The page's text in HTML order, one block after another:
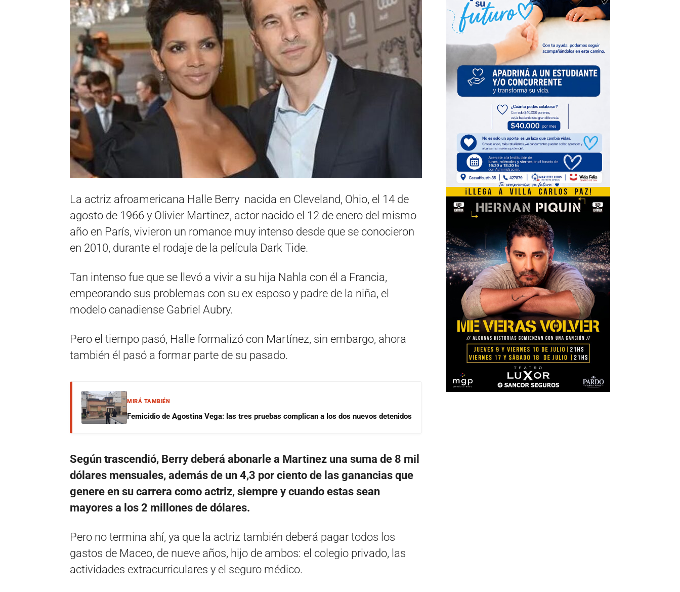
La actriz afroamericana Halle Berry nacida en Cleveland, Ohio, el 14 de
agosto de 1966 y Olivier Martinez, actor nacido el 12 de enero del mismo
año en París, vivieron un romance muy intenso desde que se conocieron
en 2010, durante el rodaje de la película Dark Tide.
Tan intenso fue que se llevó a vivir a su hija Nahla con él a Francia,
empeorando sus problemas con su ex esposo y padre de la niña, el
modelo canadiense Gabriel Aubry.
Pero el tiempo pasó, Halle formalizó con Martínez, sin embargo, ahora
también él pasó a formar parte de su pasado.
MIRÁ TAMBIÉN
Femicidio de Agostina Vega: las tres pruebas complican a los dos nuevos detenidos
Según trascendió, Berry deberá abonarle a Martinez una suma de 8 mil
dólares mensuales, además de un 4,3 por ciento de las ganancias que
genere en su carrera como actriz, siempre y cuando estas sean
mayores a los 2 millones de dólares.
Pero no termina ahí, ya que la actriz también deberá pagar todos los
gastos de Maceo, de nueve años, hijo de ambos: el colegio privado, las
actividades extracurriculares y el seguro médico.